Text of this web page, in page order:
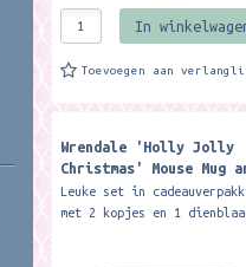
In
Toevoegen aan
Wrendale 'Holly Jolly
Christmas' Mouse Mug
Tray Set
Leuke set in
met 2 kopjes en 1